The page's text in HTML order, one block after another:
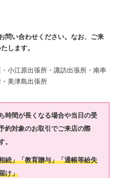
問い合わせください。なお、ご来
します。
小江原出張所・諏訪出張所・南串
美津島出張所
時間が長くなる場合や当日の受
約対象のお取引でご来店の際
。
続」「教育贈与」「通帳等紛失
け」